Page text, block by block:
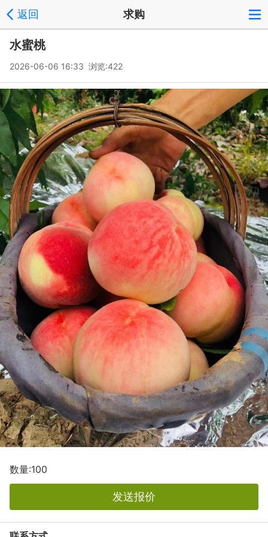
返回 求购
水蜜桃
2026-06-06 16:33 浏览:422
数量:100
发送报价